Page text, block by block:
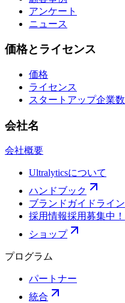
アンケート
ニュース
価格とライセンス
価格
ライセンス
スタートアップ企業数
会社名
会社概要
Ultralyticsについて
ハンドブック
ブランドガイドライン
採用情報採用募集中！
ショップ
プログラム
パートナー
統合